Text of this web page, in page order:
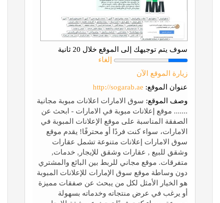
سوف يتم توجيهك إلى الموقع خلال 20 ثانية
إلغاء
زيارة الموقع الآن
عنوان الموقع: http://sogarab.ae
وصف الموقع: سوق الامارات اعلانات مبوبة مجانية
....... موقع إعلانات مبوبة في الامارات - ابحث عن
الصفقة المناسبة على موقع الإعلانات المبوبة في
الامارات، سواء كنت فردًا أو محترفًا! يقدم موقع
سوق الامارات إعلانات متنوعة تشمل عقارات
وشقق للبيع , عقارات وشقق للإيجار, خدمات,
متفرقات. موقع مجاني للربط بين البائع والمشتري
دون وساطة موقع سوق الإمارات للإعلانات المبوبة
هو الخيار الأمثل لكل من يبحث عن صفقات مميزة
أو يرغب في عرض منتجاته وخدماته بسهولة